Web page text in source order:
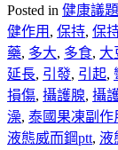
Posted in 健康議題
健作用 , 保持, 保
藥, 多大, 多食, 大
延長, 引發, 引起,
損傷, 攝護腺, 攝
澡, 泰國果凍副作
液態威而鋼ptt, 液